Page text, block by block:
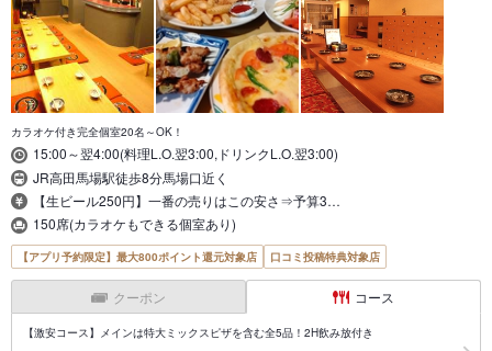
カラオケ付き完全個室20名～OK！
15:00～翌4:00(料理L.O.翌3:00,ドリンクL.O.翌3:00)
JR高田馬場駅徒歩8分馬場口近く
【生ビール250円】一番の売りはこの安さ⇒予算3…
150席(カラオケもできる個室あり)
【アプリ予約限定】最大800ポイント還元対象店 口コミ投稿特典対象店
クーポン コース
【激安コース】メインは特大ミックスピザを含む全5品！2H飲み放付き